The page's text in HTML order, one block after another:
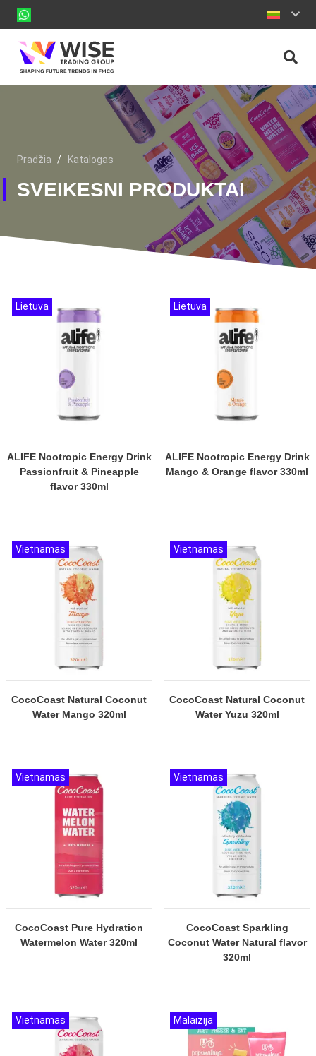
Pradžia / Katalogas
SVEIKESNI PRODUKTAI
ALIFE Nootropic Energy Drink
Passionfruit & Pineapple
flavor 330ml
Lietuva
ALIFE Nootropic Energy Drink
Mango & Orange flavor 330ml
Lietuva
CocoCoast Natural Coconut
Water Mango 320ml
Vietnamas
CocoCoast Natural Coconut
Water Yuzu 320ml
Vietnamas
CocoCoast Pure Hydration
Watermelon Water 320ml
Vietnamas
CocoCoast Sparkling
Coconut Water Natural flavor
320ml
Vietnamas
Vietnamas Malaizija